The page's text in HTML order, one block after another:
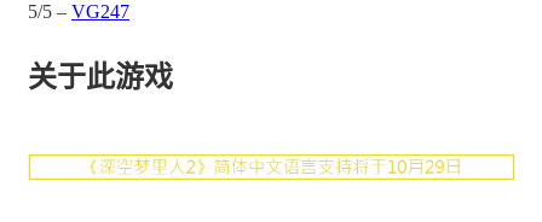
5/5 – VG247
关于此游戏